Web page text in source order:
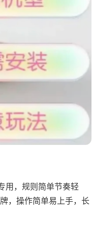
用，规则简单节奏轻
，操作简单易上手，长